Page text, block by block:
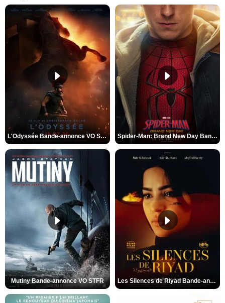
L'Odyssée Bande-annonce VO STFR Spider-Man: Brand New Day Bande-annonce VO STFR
Mutiny Bande-annonce VO STFR Les Silences de Riyad Bande-annonce VO STFR